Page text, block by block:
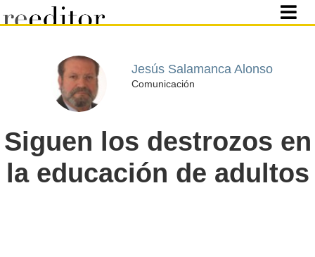
Jesús Salamanca Alonso
Comunicación
Siguen los destrozos en
la educación de adultos